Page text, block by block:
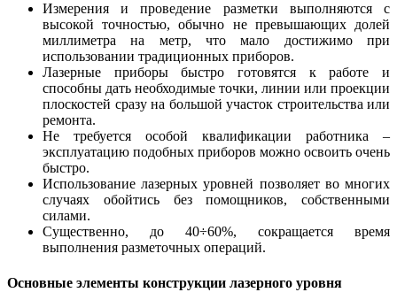
Измерения и проведение разметки выполняются с
высокой точностью, обычно не превышающих долей
миллиметра на метр, что мало достижимо при
использовании традиционных приборов.
Лазерные приборы быстро готовятся к работе и
способны дать необходимые точки, линии или проекции
плоскостей сразу на большой участок строительства или
ремонта.
Не требуется особой квалификации работника –
эксплуатацию подобных приборов можно освоить очень
быстро.
Использование лазерных уровней позволяет во многих
случаях обойтись без помощников, собственными
силами.
Существенно, до 40÷60%, сокращается время
выполнения разметочных операций.
Основные элементы конструкции лазерного уровня